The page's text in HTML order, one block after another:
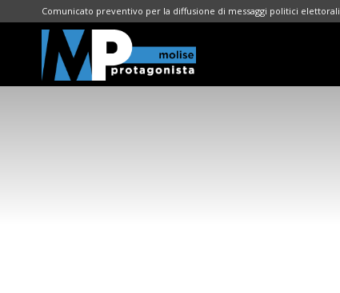
Comunicato preventivo per la diffusione di messaggi politici elettorali